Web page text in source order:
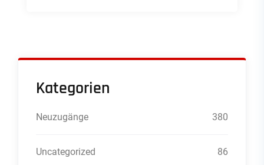
Kategorien
Neuzugänge 380
Uncategorized 86